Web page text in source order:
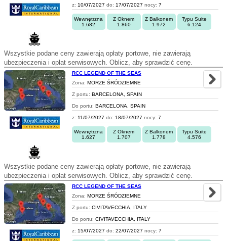
z: 10/07/2027 do: 17/07/2027 nocy: 7
Wewnętrzna
1.682
Z Oknem
1.860
Z Balkonem
1.972
Typu Suite
6.124
Wszystkie podane ceny zawierają opłaty portowe, nie zawierają
ubezpieczenia i opłat serwisowych. Oblicz, aby sprawdzić cenę.
RCC LEGEND OF THE SEAS
Zona: MORZE ŚRÓDZIEMNE
Z portu: BARCELONA, SPAIN
Do portu: BARCELONA, SPAIN
z: 11/07/2027 do: 18/07/2027 nocy: 7
Wewnętrzna
1.627
Z Oknem
1.707
Z Balkonem
1.778
Typu Suite
4.576
Wszystkie podane ceny zawierają opłaty portowe, nie zawierają
ubezpieczenia i opłat serwisowych. Oblicz, aby sprawdzić cenę.
RCC LEGEND OF THE SEAS
Zona: MORZE ŚRÓDZIEMNE
Z portu: CIVITAVECCHIA, ITALY
Do portu: CIVITAVECCHIA, ITALY
z: 15/07/2027 do: 22/07/2027 nocy: 7